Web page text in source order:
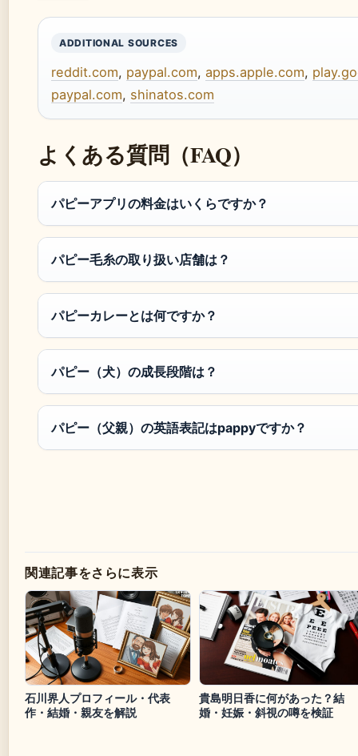
ADDITIONAL SOURCES
reddit.com, paypal.com, apps.apple.com,
paypal.com, shinatos.com
よくある質問（FAQ）
パピーアプリの料金はいくらですか？
パピー毛糸の取り扱い店舗は？
パピーカレーとは何ですか？
パピー（犬）の成長段階は？
パピー（父親）の英語表記はpappyですか？
関連記事をさらに表示
石川界人プロフィール・代表
作・結婚・親友を解説
貴島明日香に何があった？結
婚・妊娠・斜視の噂を検証